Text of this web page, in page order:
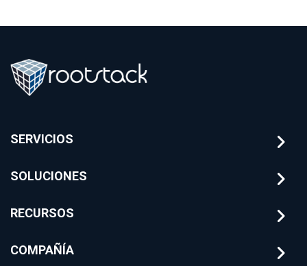
SERVICIOS
SOLUCIONES
RECURSOS
COMPAÑÍA